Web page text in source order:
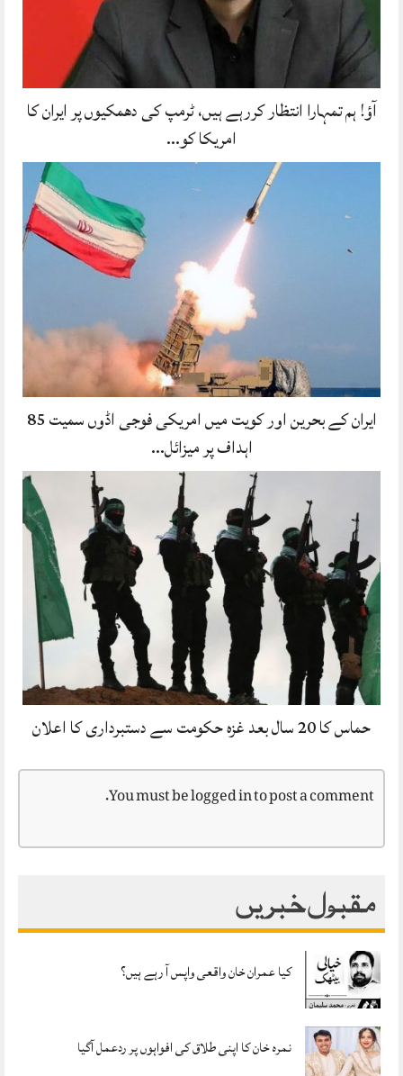
آؤ! ہم تمہارا انتظار کررہے ہیں، ٹرمپ کی دھمکیوں پر ایران کا
امریکا کو…
ایران کے بحرین اور کویت میں امریکی فوجی اڈوں سمیت 85
اہداف پر میزائل…
حماس کا 20 سال بعد غزہ حکومت سے دستبرداری کا اعلان
You must belogged into post a comment.
مقبول خبریں
کیا عمران خان واقعی واپس آ رہے ہیں؟
نمرہ خان کا اپنی طلاق کی افواہوں پر ردعمل آگیا